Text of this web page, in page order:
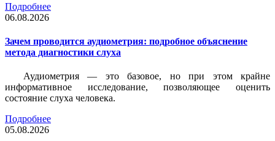
Подробнее
06.08.2026
Зачем проводится аудиометрия: подробное объяснение
метода диагностики слуха
Аудиометрия — это базовое, но при этом крайне
информативное исследование, позволяющее оценить
состояние слуха человека.
Подробнее
05.08.2026